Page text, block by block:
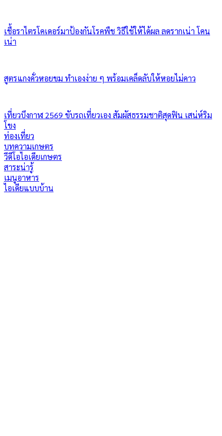
เชื้อราไตรโคเดอร์มาป้องกันโรคพืช วิธีใช้ให้ได้ผล ลดรากเน่า โคน
เน่า
สูตรแกงคั่วหอยขม ทำเองง่าย ๆ พร้อมเคล็ดลับให้หอยไม่คาว
เที่ยวบึงกาฬ 2569 ขับรถเที่ยวเอง สัมผัสธรรมชาติสุดฟิน เสน่ห์ริม
โขง
ท่องเที่ยว
บทความเกษตร
วีดีโอไอเดียเกษตร
สาระน่ารู้
เมนูอาหาร
ไอเดียแบบบ้าน